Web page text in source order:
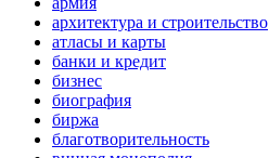
архитектура и строительство
атласы и карты
банки и кредит
бизнес
биография
биржа
благотворительность